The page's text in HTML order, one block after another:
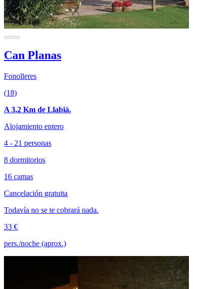
Can Planas
Fonolleres
(18)
A 3.2 Km de Llabià.
Alojamiento entero
4 - 21 personas
8 dormitorios
16 camas
Cancelación gratuita
Todavía no se te cobrará nada.
33 €
pers./noche (aprox.)